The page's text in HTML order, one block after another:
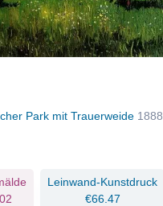
Park mit Trauerweide 1888
Leinwand-Kunstdruck
€66.47